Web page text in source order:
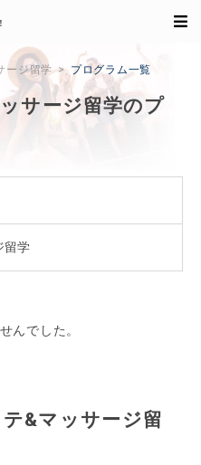
ージ留学 プログラム一覧
サージ留学のプ
留学
んでした。
&マッサージ留